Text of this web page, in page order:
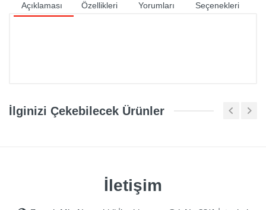
Açıklaması
Özellikleri
Yorumları
Seçenekleri
İlginizi Çekebilecek Ürünler
İletişim